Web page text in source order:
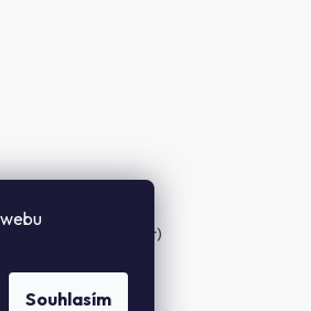
Souhlasím
se může lehce lišit)